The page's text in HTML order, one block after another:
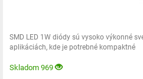
SMD LED 1W diódy sú vysoko výkonné
aplikáciách, kde je potrebné kompaktné
Skladom 969